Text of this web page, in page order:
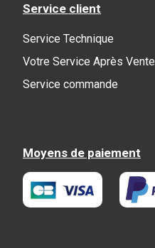
Service client
Service Technique
Votre Service Après Vente
Service commande
Moyens de paiement